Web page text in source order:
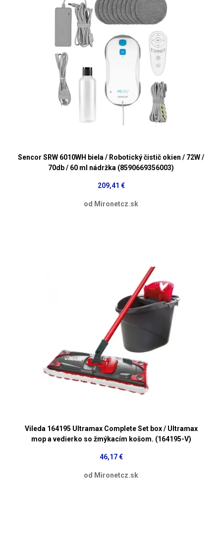
Sencor SRW 6010WH biela / Robotický čistič okien / 72W /
70db / 60 ml nádržka (8590669356003)
209,41 €
od Mironetcz.sk
Vileda 164195 Ultramax Complete Set box / Ultramax
mop a vedierko so žmýkacím košom. (164195-V)
46,17 €
od Mironetcz.sk